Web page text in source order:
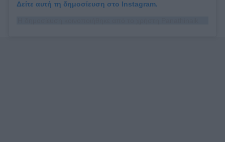
Δείτε αυτή τη δημοσίευση στο Instagram.